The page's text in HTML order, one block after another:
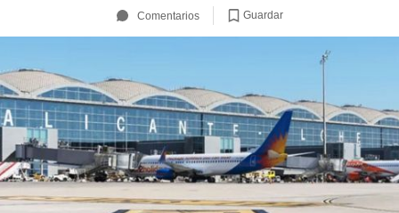
Comentarios Guardar